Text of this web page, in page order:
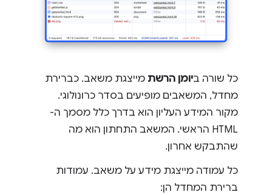
כל שורה ביומן הרשת מייצגת משאב. כברירת
מחדל, המשאבים מופיעים בסדר כרונולוגי.
מקור המידע העליון הוא בדרך כלל מסמך ה-
HTML הראשי. המשאב התחתון הוא מה
שהתבקש אחרון.
כל עמודה מייצגת מידע על משאב. עמודות
ברירת המחדל הן: